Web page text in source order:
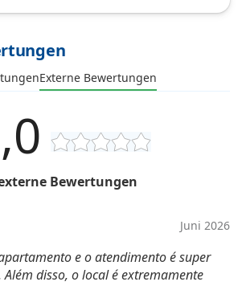
Externe Bewertungen
Bewertungen
Juni 2026
e o atendimento é super
disso, o local é extremamente